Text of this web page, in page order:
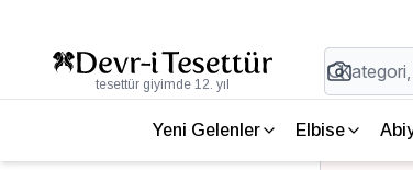
tesettür giyimde 12. yıl
Yeni Gelenler Elbise